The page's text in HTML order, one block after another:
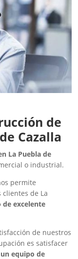
de
Cazalla
La Puebla de
o industrial.
permite
de La
de excelente
de nuestros
es satisfacer
equipo de